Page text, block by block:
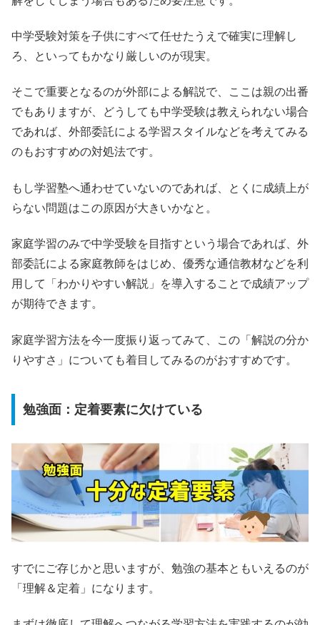
中学受験対策を子供にすべて任せたうえで確実に理解し
ろ、といってもかなり厳しいのが現実。
そこで重要となるのが外部による解説で、ここは親の出番
でもありますが、どうしても中学受験は教えられない場合
であれば、外部委託による学習スタイルなどを考えてみる
のもおすすめの対処法です。
もし学習塾へ通わせていないのであれば、とくに成績上が
らない問題はこの原因が大きいかなと。
家庭学習のみで中学受験を目指すという場合であれば、外
部委託による家庭教師をはじめ、優秀な通信教材などを利
用して「わかりやすい解説」を導入することで成績アップ
が期待できます。
家庭学習方法を今一度振り返ってみて、この「解説の分か
りやすさ」についても着目してみるのがおすすめです。
勉強面：定着要素に欠けている
すでにご存じかと思いますが、勉強の基本ともいえるのが
「理解＆定着」になります。